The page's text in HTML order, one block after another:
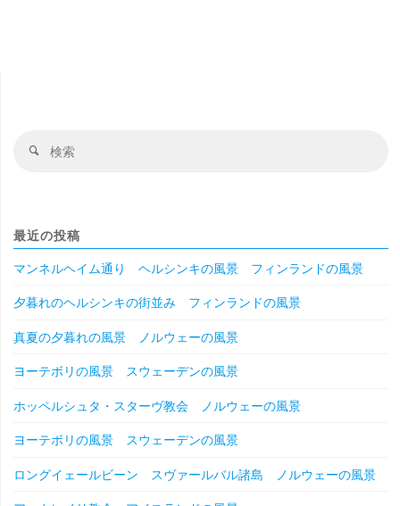
検
最近の投稿
マンネルヘイム通り ヘルシンキの風景 フィンランドの風景
夕暮れのヘルシンキの街並み フィンランドの風景
真夏の夕暮れの風景 ノルウェーの風景
ヨーテボリの風景 スウェーデンの風景
ホッペルシュタ・スターヴ教会 ノルウェーの風景
ヨーテボリの風景 スウェーデンの風景
ロングイェールビーン スヴァールバル諸島 ノルウェーの風景